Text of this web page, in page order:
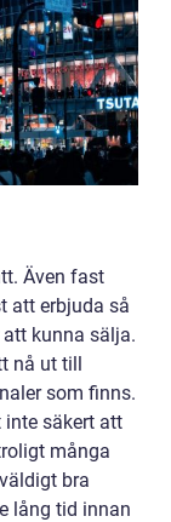
Även fast
att erbjuda så
kunna sälja.
nå ut till
som finns.
inte säkert att
många
bra
lång tid innan